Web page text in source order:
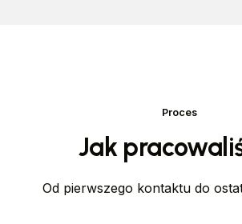
Proces
Jak
Od pierwszego kontaktu do